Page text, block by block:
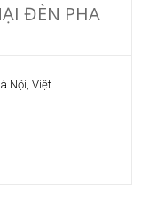
ĐÈN PHA
Nội, Việt